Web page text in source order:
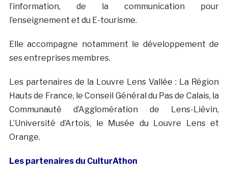
l’information, de la communication pour
l’enseignement et du E-tourisme.
Elle accompagne notamment le développement de
ses entreprises membres.
Les partenaires de la Louvre Lens Vallée : La Région
Hauts de France, le Conseil Général du Pas de Calais, la
Communauté d’Agglomération de Lens-Liévin,
L’Université d’Artois, le Musée du Louvre Lens et
Orange.
Les partenaires du CulturAthon